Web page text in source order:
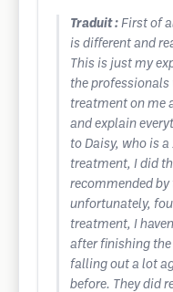
Traduit : First of
is different and
This is just my
the professionals
treatment on me
and explain
to Daisy, who is
treatment, I did
recommended by
unfortunately,
treatment, I
after finishing
falling out a lot
before. They did